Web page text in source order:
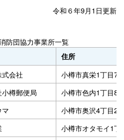
令和６年9月1日更新
防団協力事業所一覧
住所
会社
小樽市真栄1丁目7
樽郵便局
小樽市色内1丁目8
小樽市奥沢4丁目
小樽市オタモイ1丁